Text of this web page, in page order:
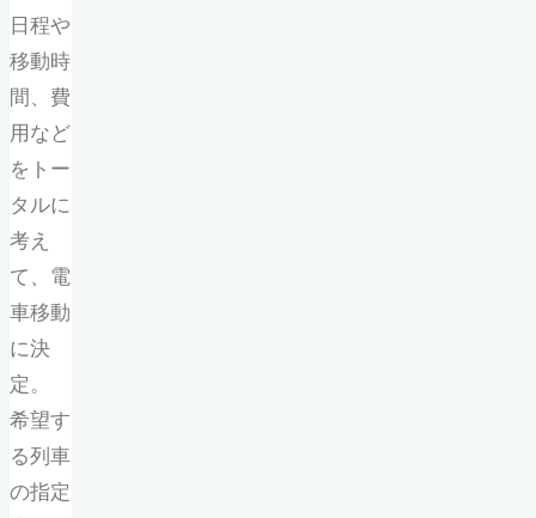
日程や
移動時
間、費
用など
をトー
タルに
考え
て、電
車移動
に決
定。
希望す
る列車
の指定